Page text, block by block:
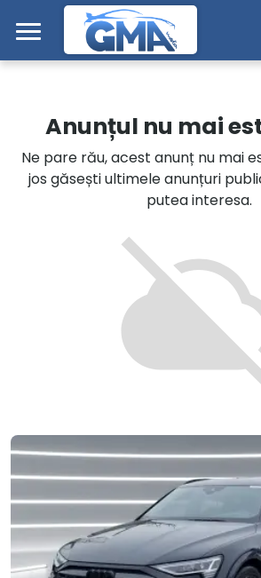
Mergi direct la conținutul principal
Autoturisme
Motociclete
Autoutilitare
Alte tipuri vehicule
Anunțul nu mai
Ne pare rău, acest anunț nu mai
jos găsești ultimele anunțuri
putea interesa.